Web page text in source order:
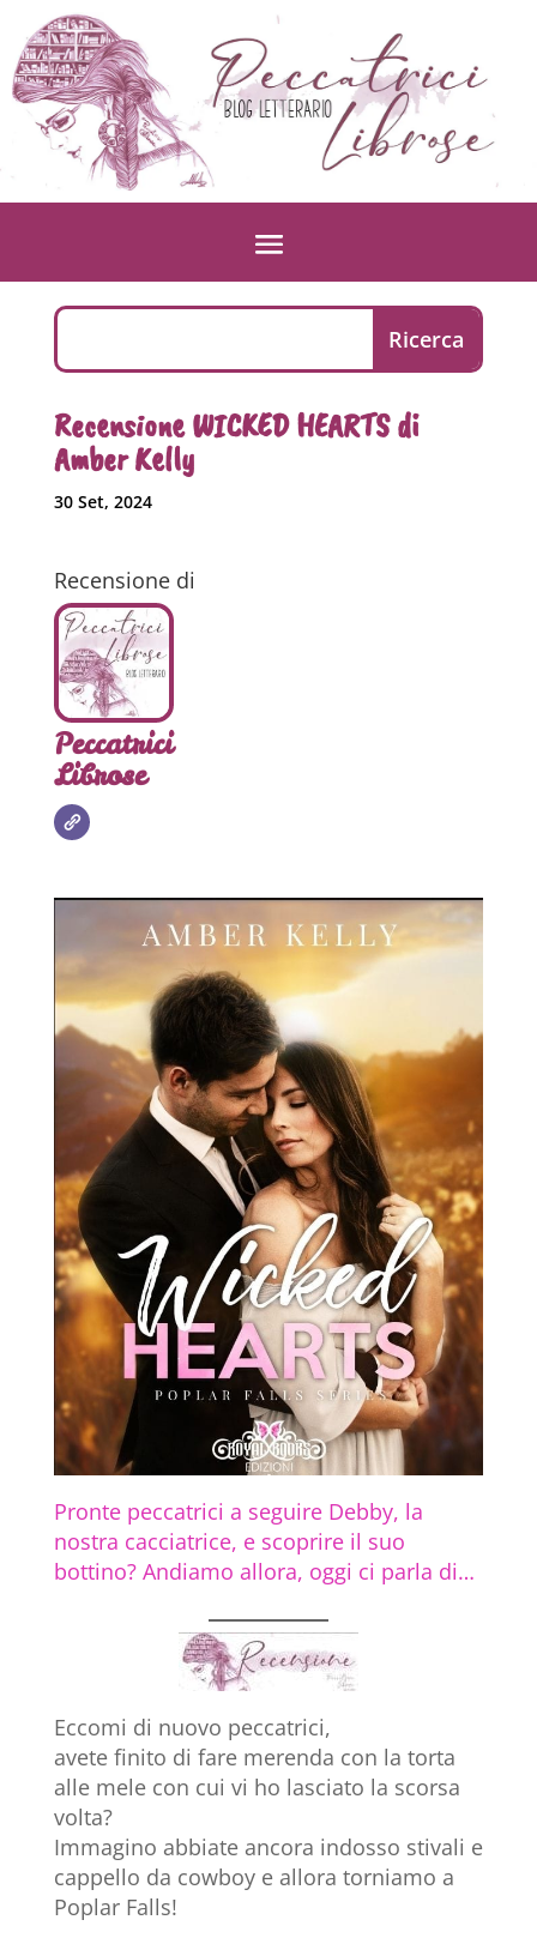
Recensione WICKED HEARTS di
Amber Kelly
30 Set, 2024
Recensione di
Peccatrici
Librose
Pronte peccatrici a seguire Debby, la
nostra cacciatrice, e scoprire il suo
bottino? Andiamo allora, oggi ci parla di…
Eccomi di nuovo peccatrici,
avete finito di fare merenda con la torta
alle mele con cui vi ho lasciato la scorsa
volta?
Immagino abbiate ancora indosso stivali e
cappello da cowboy e allora torniamo a
Poplar Falls!